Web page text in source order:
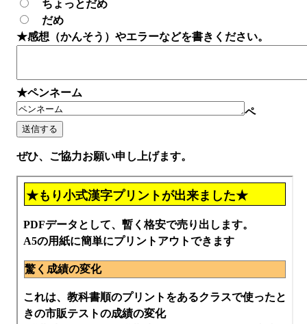
ちょっとだめ
だめ
★感想（かんそう）やエラーなどを書きください。
★ペンネーム
ペ
ぜひ、ご協力お願い申し上げます。